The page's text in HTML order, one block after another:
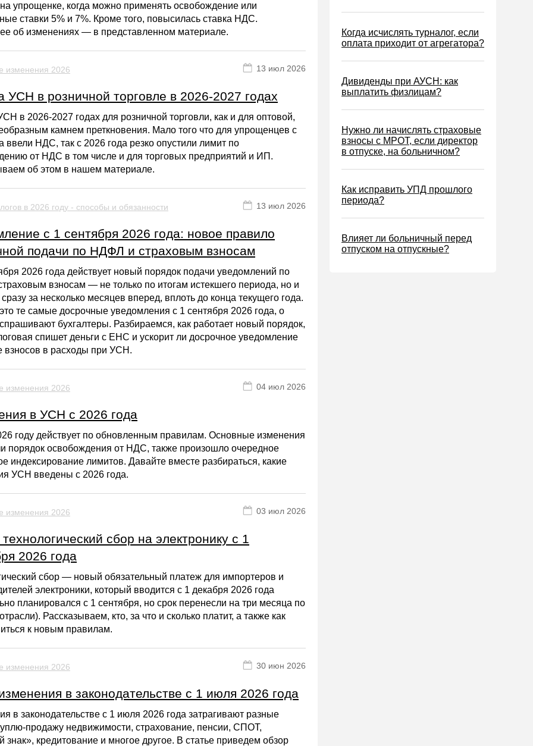
Когда исчислять турналог, если
оплата приходит от агрегатора?
Дивиденды при АУСН: как
выплатить физлицам?
Нужно ли начислять страховые
взносы с МРОТ, если директор
в отпуске, на больничном?
Как исправить УПД прошлого
периода?
Влияет ли больничный перед
отпуском на отпускные?
упрощенке, когда можно применять освобождение или
ставки 5% и 7%. Кроме того, повысилась ставка НДС.
об изменениях — в представленном материале.
изменения 2026 13 июл 2026
УСН в розничной торговле в 2026-2027 годах
в 2026-2027 годах для розничной торговли, как и для оптовой,
камнем преткновения. Мало того что для упрощенцев с
ввели НДС, так с 2026 года резко опустили лимит по
от НДС в том числе и для торговых предприятий и ИП.
об этом в нашем материале.
в 2026 году - способы и обязанности 13 июл 2026
с 1 сентября 2026 года: новое правило
подачи по НДФЛ и страховым взносам
2026 года действует новый порядок подачи уведомлений по
взносам — не только по итогам истекшего периода, но и
за несколько месяцев вперед, вплоть до конца текущего года.
те самые досрочные уведомления с 1 сентября 2026 года, о
бухгалтеры. Разбираемся, как работает новый порядок,
спишет деньги с ЕНС и ускорит ли досрочное уведомление
взносов в расходы при УСН.
изменения 2026 04 июл 2026
в УСН с 2026 года
году действует по обновленным правилам. Основные изменения
порядок освобождения от НДС, также произошло очередное
индексирование лимитов. Давайте вместе разбираться, какие
УСН введены с 2026 года.
изменения 2026 03 июл 2026
сбор на электронику с 1
2026 года
сбор — новый обязательный платеж для импортеров и
электроники, который вводится с 1 декабря 2026 года
планировался с 1 сентября, но срок перенесли на три месяца по
Рассказываем, кто, за что и сколько платит, а также как
к новым правилам.
изменения 2026 30 июн 2026
в законодательстве с 1 июля 2026 года
в законодательстве с 1 июля 2026 года затрагивают разные
продажу недвижимости, страхование, пенсии, СПОТ,
знак», кредитование и многое другое. В статье приведем обзор